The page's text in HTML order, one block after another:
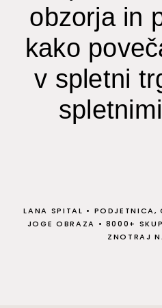
obzorja in
kako
v spletni
LANA SPITAL • PODJETNICA,
JOGE OBRAZA • 8000+
ZNOTRAJ